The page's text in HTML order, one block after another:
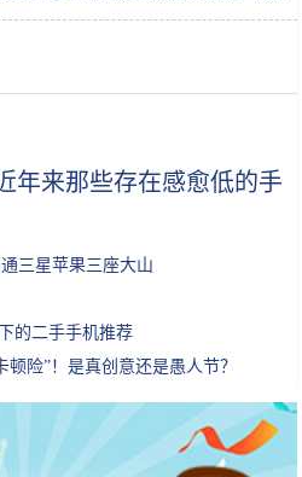
大厨：教你这3招，红烧肉肥而不腻
年来那些存在感愈低的手
三星苹果三座大山
的二手手机推荐
险”！是真创意还是愚人节？